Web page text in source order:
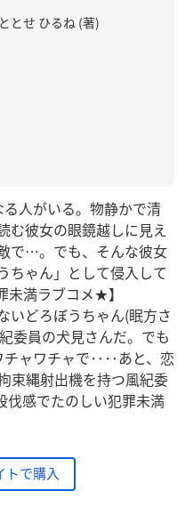
とせ ひるね (著)
人がいる。物静かで清
む彼女の眼鏡越しに見え
で…。でも、そんな彼女
ちゃん」として侵入して
未満ラブコメ★】
いどろぼうちゃん(眠方さ
委員の犬見さんだ。でも
チャワチャで‥‥あと、恋
束縄射出機を持つ風紀委
伐感でたのしい犯罪未満
トで購入